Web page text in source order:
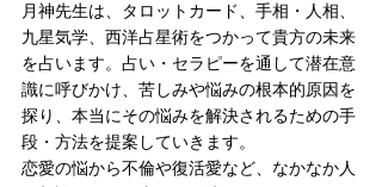
月神先生は、タロットカード、手相・人相、
九星気学、西洋占星術をつかって貴方の未来
を占います。占い・セラピーを通して潜在意
識に呼びかけ、苦しみや悩みの根本的原因を
探り、本当にその悩みを解決されるための手
段・方法を提案していきます。
恋愛の悩から不倫や復活愛など、なかなか人